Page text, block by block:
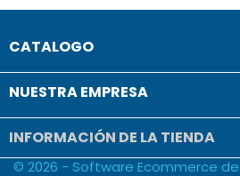
CATALOGO
NUESTRA EMPRESA
INFORMACIÓN DE LA TIENDA
© 2026 - Software Ecommerce